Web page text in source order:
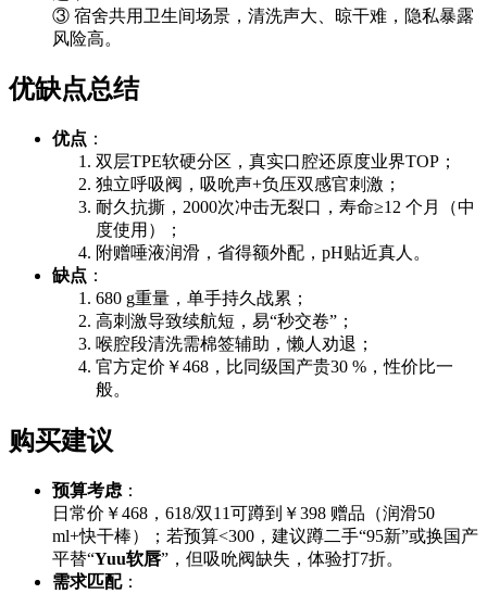
③ 宿舍共用卫生间场景，清洗声大、晾干难，隐私暴露
风险高。
优缺点总结
优点 ：
双层TPE软硬分区，真实口腔还原度业界TOP；
独立呼吸阀，吸吮声+负压双感官刺激；
耐久抗撕，2000次冲击无裂口，寿命≥12 个月（中
度使用）；
附赠唾液润滑，省得额外配，pH贴近真人。
缺点 ：
680 g重量，单手持久战累；
高刺激导致续航短，易“秒交卷”；
喉腔段清洗需棉签辅助，懒人劝退；
官方定价￥468，比同级国产贵30 %，性价比一
般。
购买建议
预算考虑 ：
日常价￥468，618/双11可蹲到￥398 赠品（润滑50
ml+快干棒）；若预算<300，建议蹲二手“95新”或换国产
平替“Yuu软唇”，但吸吮阀缺失，体验打7折。
需求匹配：